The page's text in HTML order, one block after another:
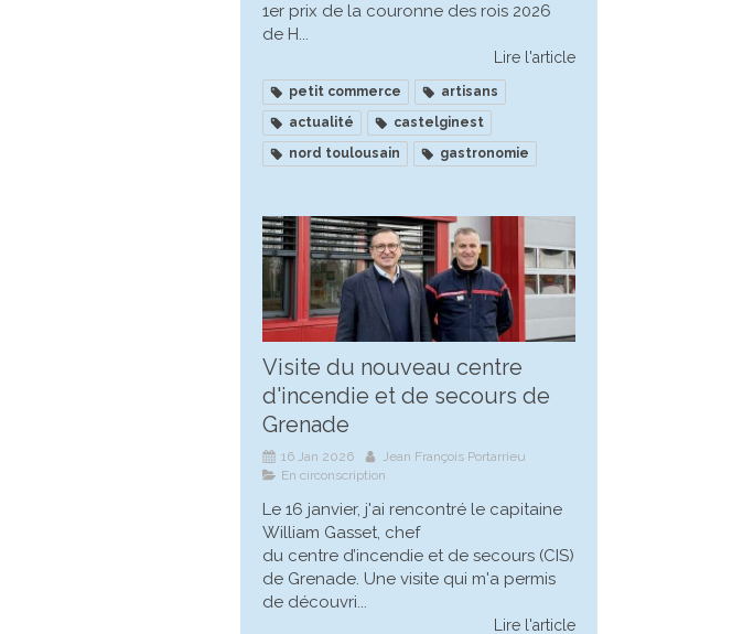
1er prix de la couronne des rois 2026
de H...
Lire l'article
petit commerce
artisans
actualité
castelginest
nord toulousain
gastronomie
Visite du nouveau centre
d'incendie et de secours de
Grenade
16 Jan 2026
Jean François Portarrieu
En circonscription
Le 16 janvier, j'ai rencontré le capitaine
William Gasset, chef
du centre d’incendie et de secours (CIS)
de Grenade. Une visite qui m'a permis
de découvri...
Lire l'article